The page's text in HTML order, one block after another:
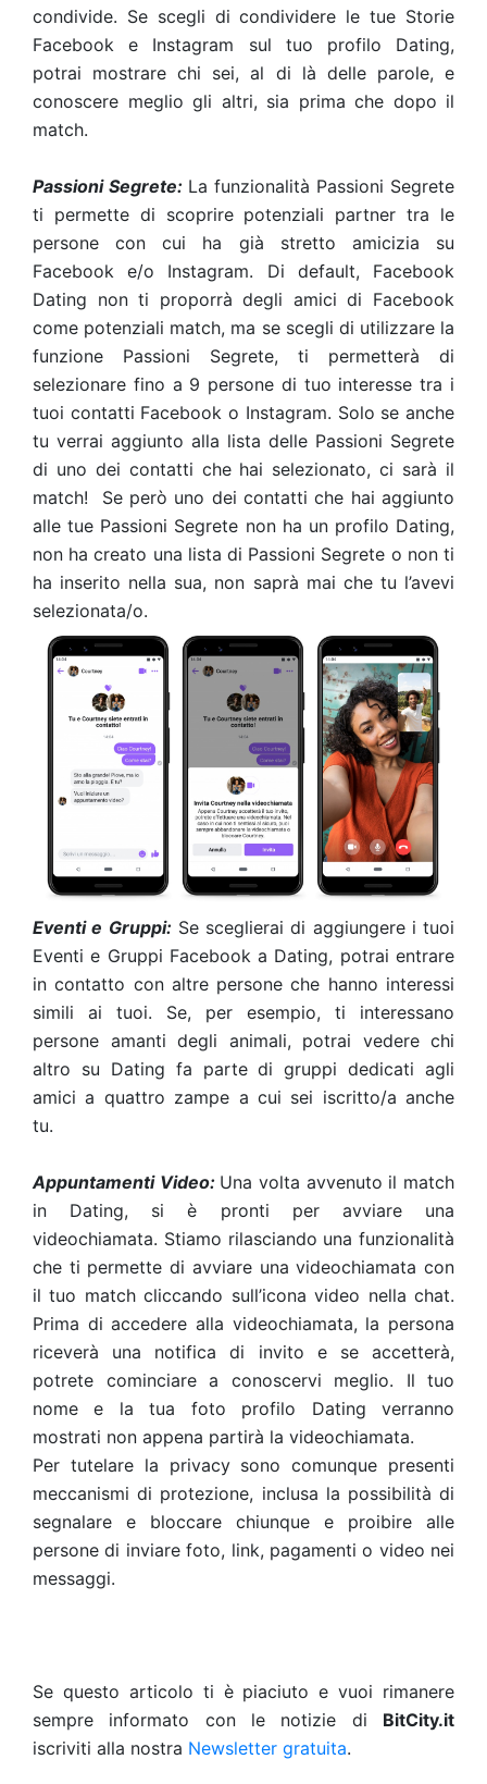
condivide. Se scegli di condividere le tue Storie
Facebook e Instagram sul tuo profilo Dating,
potrai mostrare chi sei, al di là delle parole, e
conoscere meglio gli altri, sia prima che dopo il
match.
Passioni Segrete: La funzionalità Passioni Segrete
ti permette di scoprire potenziali partner tra le
persone con cui ha già stretto amicizia su
Facebook e/o Instagram. Di default, Facebook
Dating non ti proporrà degli amici di Facebook
come potenziali match, ma se scegli di utilizzare la
funzione Passioni Segrete, ti permetterà di
selezionare fino a 9 persone di tuo interesse tra i
tuoi contatti Facebook o Instagram. Solo se anche
tu verrai aggiunto alla lista delle Passioni Segrete
di uno dei contatti che hai selezionato, ci sarà il
match! Se però uno dei contatti che hai aggiunto
alle tue Passioni Segrete non ha un profilo Dating,
non ha creato una lista di Passioni Segrete o non ti
ha inserito nella sua, non saprà mai che tu l’avevi
selezionata/o.
Eventi e Gruppi: Se sceglierai di aggiungere i tuoi
Eventi e Gruppi Facebook a Dating, potrai entrare
in contatto con altre persone che hanno interessi
simili ai tuoi. Se, per esempio, ti interessano
persone amanti degli animali, potrai vedere chi
altro su Dating fa parte di gruppi dedicati agli
amici a quattro zampe a cui sei iscritto/a anche
tu.
Appuntamenti Video: Una volta avvenuto il match
in Dating, si è pronti per avviare una
videochiamata. Stiamo rilasciando una funzionalità
che ti permette di avviare una videochiamata con
il tuo match cliccando sull’icona video nella chat.
Prima di accedere alla videochiamata, la persona
riceverà una notifica di invito e se accetterà,
potrete cominciare a conoscervi meglio. Il tuo
nome e la tua foto profilo Dating verranno
mostrati non appena partirà la videochiamata.
Per tutelare la privacy sono comunque presenti
meccanismi di protezione, inclusa la possibilità di
segnalare e bloccare chiunque e proibire alle
persone di inviare foto, link, pagamenti o video nei
messaggi.
Se questo articolo ti è piaciuto e vuoi rimanere
sempre informato con le notizie di BitCity.it
iscriviti alla nostra Newsletter gratuita.